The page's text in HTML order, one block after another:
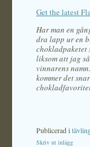
Get the latest
Har man en
dra lapp ur en
chokladpaketet
liksom att jag
vinnarens
kommer det
Publicerad i
Skriv ut inlägg